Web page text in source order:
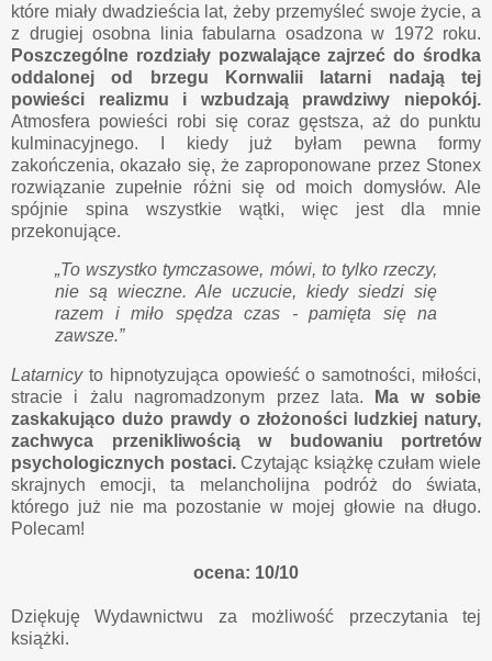
które miały dwadzieścia lat, żeby przemyśleć swoje życie, a
z drugiej osobna linia fabularna osadzona w 1972 roku.
Poszczególne rozdziały pozwalające zajrzeć do środka
oddalonej od brzegu Kornwalii latarni nadają tej
powieści realizmu i wzbudzają prawdziwy niepokój.
Atmosfera powieści robi się coraz gęstsza, aż do punktu
kulminacyjnego. I kiedy już byłam pewna formy
zakończenia, okazało się, że zaproponowane przez Stonex
rozwiązanie zupełnie różni się od moich domysłów. Ale
spójnie spina wszystkie wątki, więc jest dla mnie
przekonujące.
„To wszystko tymczasowe, mówi, to tylko rzeczy,
nie są wieczne. Ale uczucie, kiedy siedzi się
razem i miło spędza czas - pamięta się na
zawsze.”
Latarnicyto hipnotyzująca opowieść o samotności, miłości,
stracie i żalu nagromadzonym przez lata.
Ma w sobie
zaskakująco dużo prawdy o złożoności ludzkiej natury,
zachwyca przenikliwością w budowaniu portretów
psychologicznych postaci.Czytając książkę czułam wiele
skrajnych emocji, ta melancholijna podróż do świata,
którego już nie ma pozostanie w mojej głowie na długo.
Polecam!
ocena: 10/10
Dziękuję Wydawnictwu za możliwość przeczytania tej
książki.